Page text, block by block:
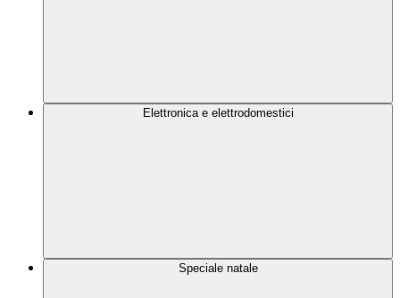
Elettronica e elettrodomestici
Speciale natale